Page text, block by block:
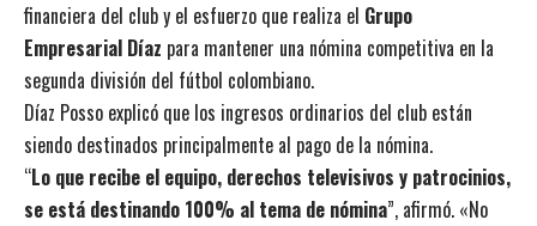
financiera del club y el esfuerzo que realiza el Grupo
Empresarial Díaz para mantener una nómina competitiva en la
segunda división del fútbol colombiano.
Díaz Posso explicó que los ingresos ordinarios del club están
siendo destinados principalmente al pago de la nómina.
“Lo que recibe el equipo, derechos televisivos y patrocinios,
se está destinando 100% al tema de nómina”, afirmó. «No